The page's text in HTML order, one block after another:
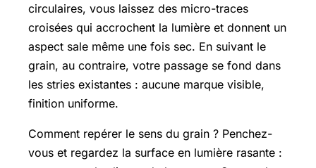
circulaires, vous laissez des micro-traces
croisées qui accrochent la lumière et donnent un
aspect sale même une fois sec. En suivant le
grain, au contraire, votre passage se fond dans
les stries existantes : aucune marque visible,
finition uniforme.
Comment repérer le sens du grain ? Penchez-
vous et regardez la surface en lumière rasante :